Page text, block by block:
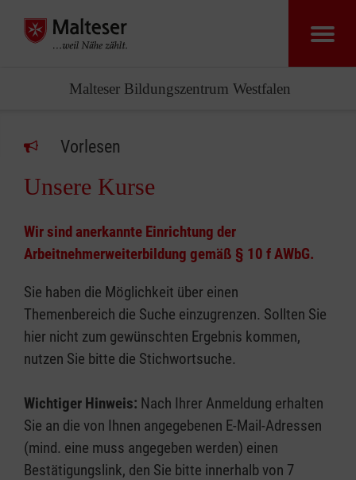
Malteser Bildungszentrum Westfalen
Vorlesen
Unsere Kurse
Wir sind anerkannte Einrichtung der
Arbeitnehmerweiterbildung gemäß § 10 f AWbG.
Sie haben die Möglichkeit über einen
Themenbereich die Suche einzugrenzen. Sollten Sie
hier nicht zum gewünschten Ergebnis kommen,
nutzen Sie bitte die Stichwortsuche.
Wichtiger Hinweis: Nach Ihrer Anmeldung erhalten
Sie an die von Ihnen angegebenen E-Mail-Adressen
(mind. eine muss angegeben werden) einen
Bestätigungslink, den Sie bitte innerhalb von 7